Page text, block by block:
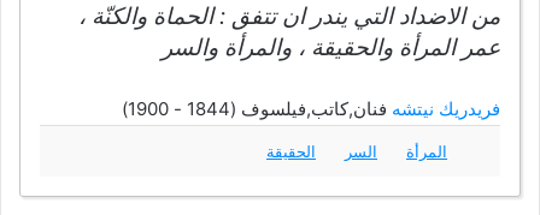
من الاضداد التي يندر ان تتفق : الحماة والكنّة ،
عمر المرأة والحقيقة ، والمرأة والسر
فريدريك نيتشه فنان,كاتب,فيلسوف (1844 - 1900)
المرأة السر الحقيقة